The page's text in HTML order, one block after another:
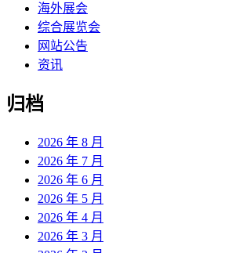
海外展会
综合展览会
网站公告
资讯
归档
2026 年 8 月
2026 年 7 月
2026 年 6 月
2026 年 5 月
2026 年 4 月
2026 年 3 月